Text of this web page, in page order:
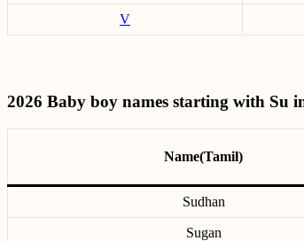
V
2026 Baby boy names starting with Su
Name(Tamil)
Sudhan
Sugan